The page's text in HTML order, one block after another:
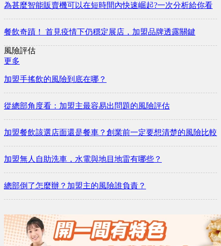
為甚麼智能販賣機可以在短時間內快速崛起?一次分析給你看
餐飲奇蹟！ 首見疫情下仍穩定展店，加盟品牌透露關鍵
風險評估
更多
加盟手搖飲的風險到底在哪？
從總部角度看：加盟主最容易出問題的風險評估
加盟餐飲該選店面還是餐車？創業前一定要想清楚的風險比較
加盟無人自助洗車，水電與地目地雷有哪些？
總部倒了怎麼辦？加盟主的風險誰負責？